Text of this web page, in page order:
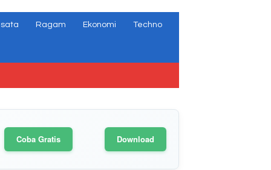
Ragam Ekonomi Techno
Coba Gratis Download